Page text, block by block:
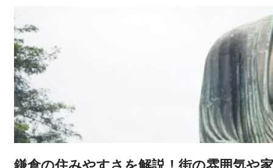
奈
川
鎌倉の住みやすさを解説！街の雰囲気や